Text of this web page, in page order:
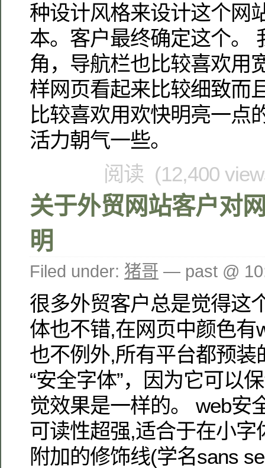
种设计风格来设计这个网
本。客户最终确定这个。
角，导航栏也比较喜欢用
样网页看起来比较细致而
比较喜欢用欢快明亮一点
活力朝气一些。
阅读 (12,400
关于外贸网站客户对
明
Filed under: 猪哥 — past @
很多外贸客户总是觉得这
体也不错,在网页中颜色有
也不例外,所有平台都预装
“安全字体”，因为它可以
觉效果是一样的。 web安
可读性超强,适合于在小字
附加的修饰线(学名sans